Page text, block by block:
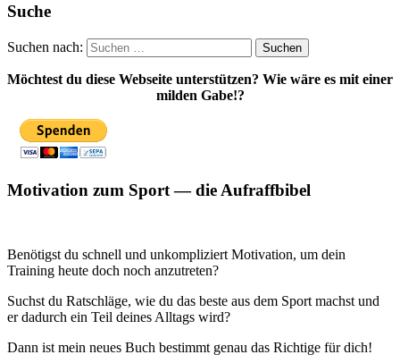
Suche
Suchen nach:
Möchtest du diese Webseite unterstützen? Wie wäre es mit einer
milden Gabe!?
Motivation zum Sport — die Aufraffbibel
Benötigst du schnell und unkompliziert Motivation, um dein
Training heute doch noch anzutreten?
Suchst du Ratschläge, wie du das beste aus dem Sport machst und
er dadurch ein Teil deines Alltags wird?
Dann ist mein neues Buch bestimmt genau das Richtige für dich!